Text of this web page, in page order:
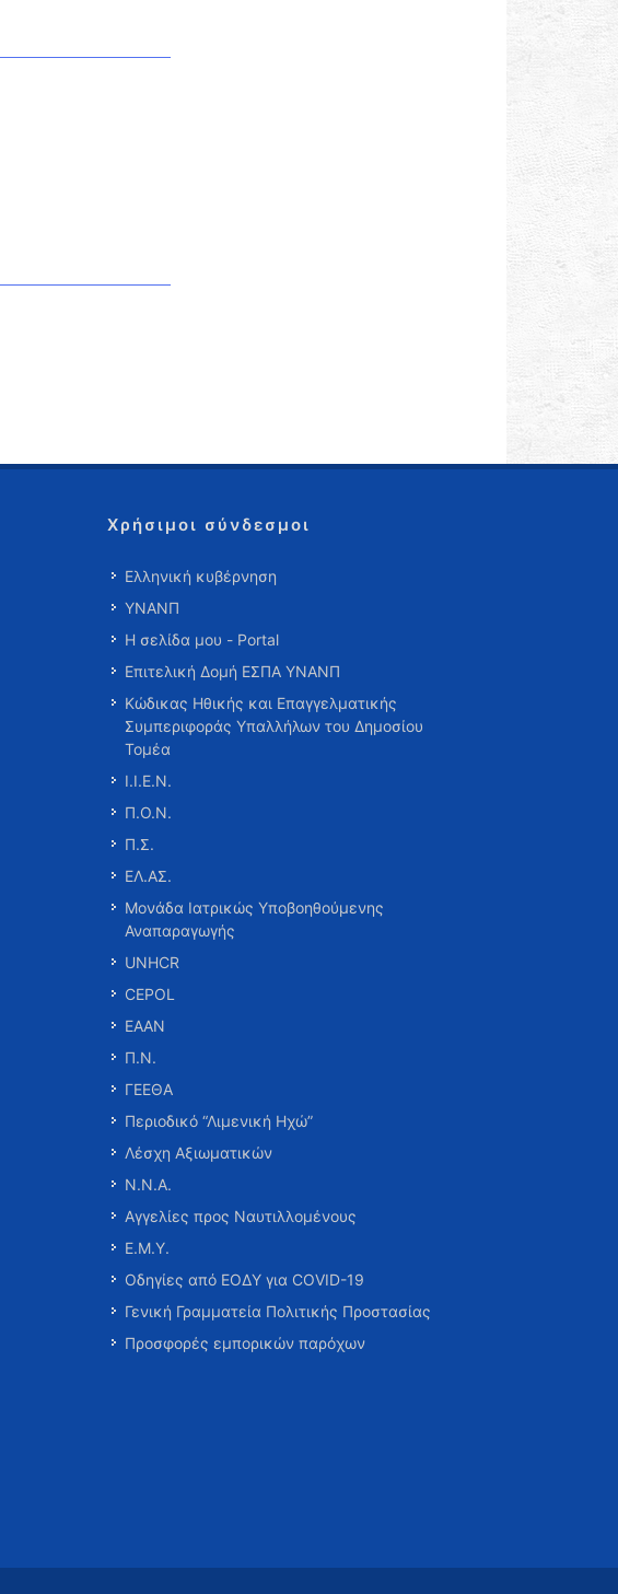
Χρήσιμοι σύνδεσμοι
Ελληνική κυβέρνηση
ΥΝΑΝΠ
Η σελίδα μου - Portal
Επιτελική Δομή ΕΣΠΑ ΥΝΑΝΠ
Κώδικας Ηθικής και Επαγγελματικής
Συμπεριφοράς Υπαλλήλων του Δημοσίου
Τομέα
Ι.Ι.Ε.Ν.
Π.Ο.Ν.
Π.Σ.
ΕΛ.ΑΣ.
Μονάδα Ιατρικώς Υποβοηθούμενης
Αναπαραγωγής
UNHCR
CEPOL
ΕΑΑΝ
Π.Ν.
ΓΕΕΘΑ
Περιοδικό “Λιμενική Ηχώ”
Λέσχη Αξιωματικών
Ν.Ν.Α.
Αγγελίες προς Ναυτιλλομένους
Ε.Μ.Υ.
Οδηγίες από ΕΟΔΥ για COVID-19
Γενική Γραμματεία Πολιτικής Προστασίας
Προσφορές εμπορικών παρόχων